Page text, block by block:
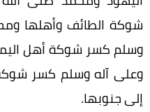
شوكة الطائف وأهلها
وسلم كسر شوكة أهل
وعلى آله وسلم كسر شوكة
إلى جنوبها.